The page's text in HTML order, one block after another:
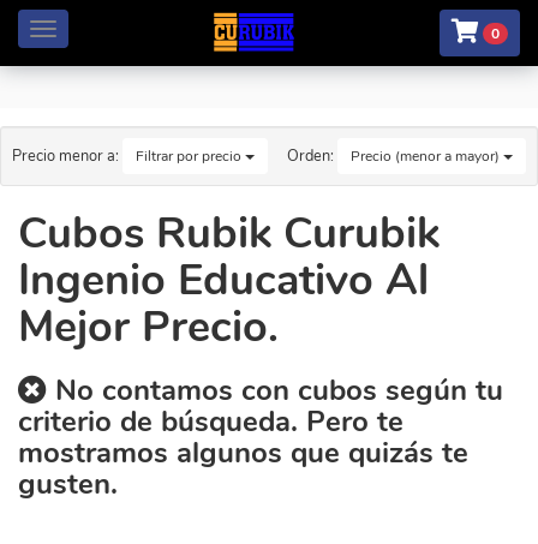
Menú 0
Precio menor a: Filtrar por precio Orden: Precio (menor a mayor)
Cubos Rubik Curubik
Ingenio Educativo Al
Mejor Precio.
No contamos con cubos según tu
criterio de búsqueda. Pero te
mostramos algunos que quizás te
gusten.